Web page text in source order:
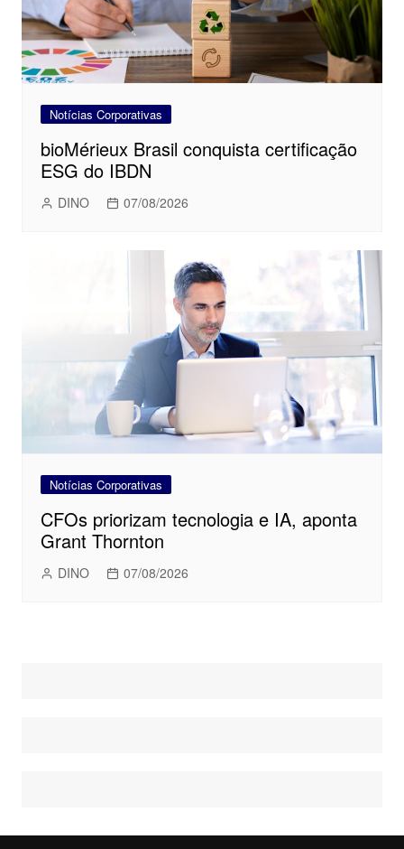
Notícias Corporativas
bioMérieux Brasil conquista certificação
ESG do IBDN
DINO 07/08/2026
Notícias Corporativas
CFOs priorizam tecnologia e IA, aponta
Grant Thornton
DINO 07/08/2026